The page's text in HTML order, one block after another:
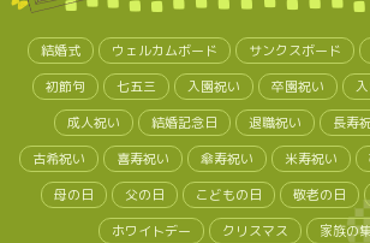
結婚式 ウェルカムボード サンクスボード
初節句
七五三 入園祝い 卒園祝い
成人祝い
結婚記念日 退職祝い 長寿
古希祝い
喜寿祝い 傘寿祝い 米寿祝い
母の日
父の日 こどもの日 敬老の日
ホワイトデー
クリスマス
家族の